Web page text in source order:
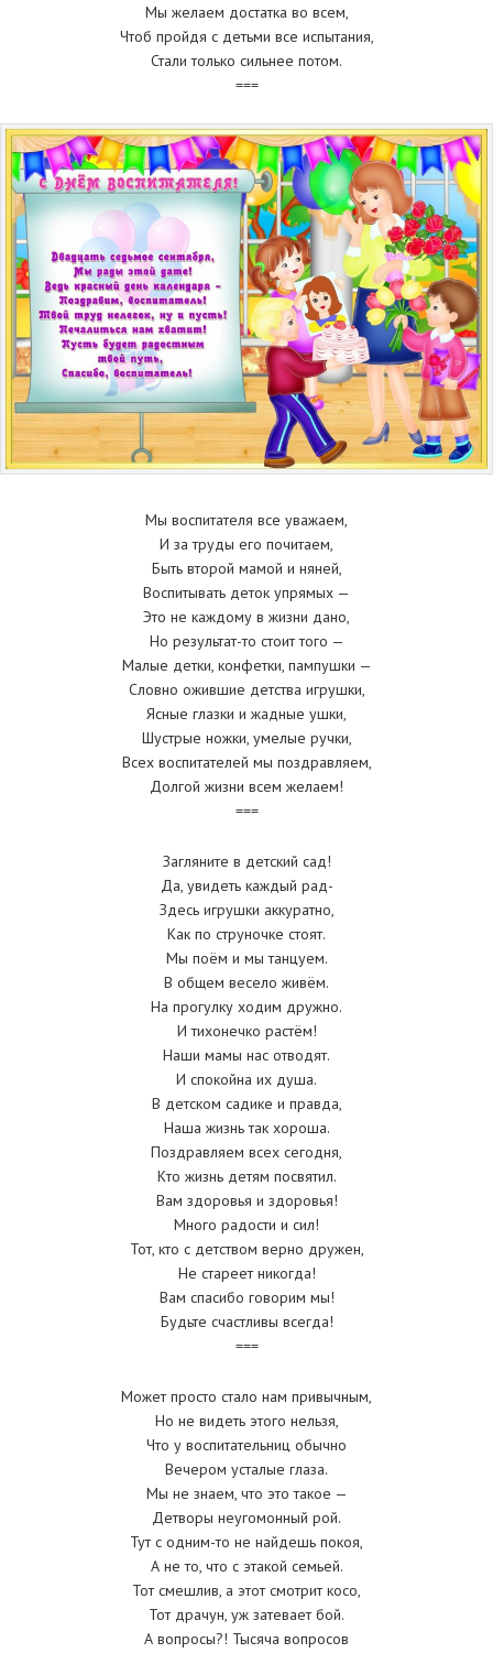
Мы желаем достатка во всем,
Чтоб пройдя с детьми все испытания,
Стали только сильнее потом.
===
Мы воспитателя все уважаем,
И за труды его почитаем,
Быть второй мамой и няней,
Воспитывать деток упрямых —
Это не каждому в жизни дано,
Но результат-то стоит того —
Малые детки, конфетки, пампушки —
Словно ожившие детства игрушки,
Ясные глазки и жадные ушки,
Шустрые ножки, умелые ручки,
Всех воспитателей мы поздравляем,
Долгой жизни всем желаем!
===
Загляните в детский сад!
Да, увидеть каждый рад-
Здесь игрушки аккуратно,
Как по струночке стоят.
Мы поём и мы танцуем.
В общем весело живём.
На прогулку ходим дружно.
И тихонечко растём!
Наши мамы нас отводят.
И спокойна их душа.
В детском садике и правда,
Наша жизнь так хороша.
Поздравляем всех сегодня,
Кто жизнь детям посвятил.
Вам здоровья и здоровья!
Много радости и сил!
Тот, кто с детством верно дружен,
Не стареет никогда!
Вам спасибо говорим мы!
Будьте счастливы всегда!
===
Может просто стало нам привычным,
Но не видеть этого нельзя,
Что у воспитательниц обычно
Вечером усталые глаза.
Мы не знаем, что это такое —
Детворы неугомонный рой.
Тут с одним-то не найдешь покоя,
А не то, что с этакой семьей.
Тот смешлив, а этот смотрит косо,
Тот драчун, уж затевает бой.
А вопросы?! Тысяча вопросов